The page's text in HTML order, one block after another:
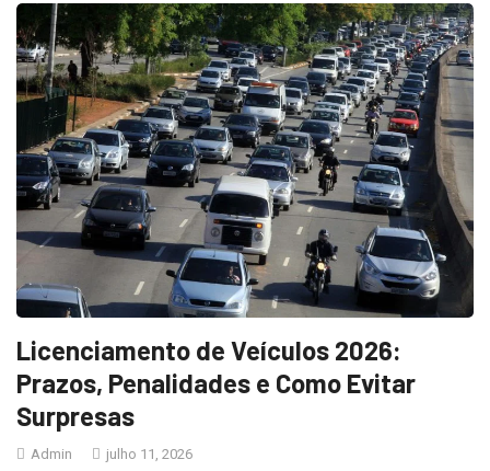
Licenciamento de Veículos 2026:
Prazos, Penalidades e Como Evitar
Surpresas
Admin julho 11, 2026